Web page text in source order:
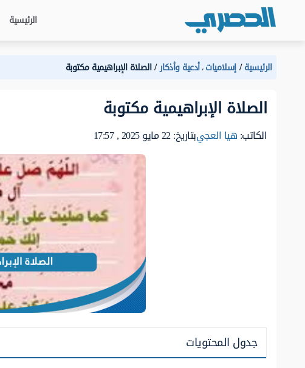
الرئيسية
الرئيسية إسلاميات،أدعية وأذكار الصلاة الإبراهيمية مكتوبة
الصلاة الإبراهيمية مكتوبة
الكاتب:هيا العجيبتاريخ: 22 مايو 2025 , 17:57
جدول المحتويات